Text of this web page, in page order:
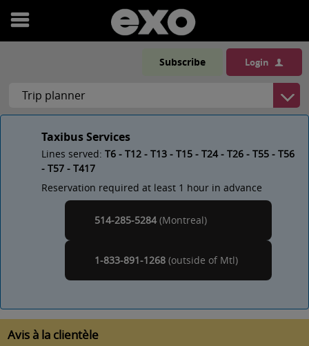
Open
Subscribe Login
Taxibus Services
Lines served: T6 - T12 - T13 - T15 - T24 - T26 - T55 - T56
- T57 - T417
Reservation required at least 1 hour in advance
514-285-5284(Montreal)
1-833-891-1268 (outside of Montreal
)
Avis à la clientèle